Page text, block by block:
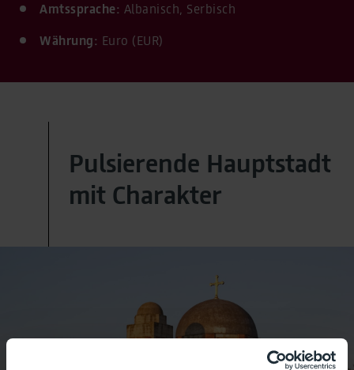
Amtssprache: Albanisch, Serbisch
Währung: Euro (EUR)
Pulsierende Hauptstadt
mit Charakter